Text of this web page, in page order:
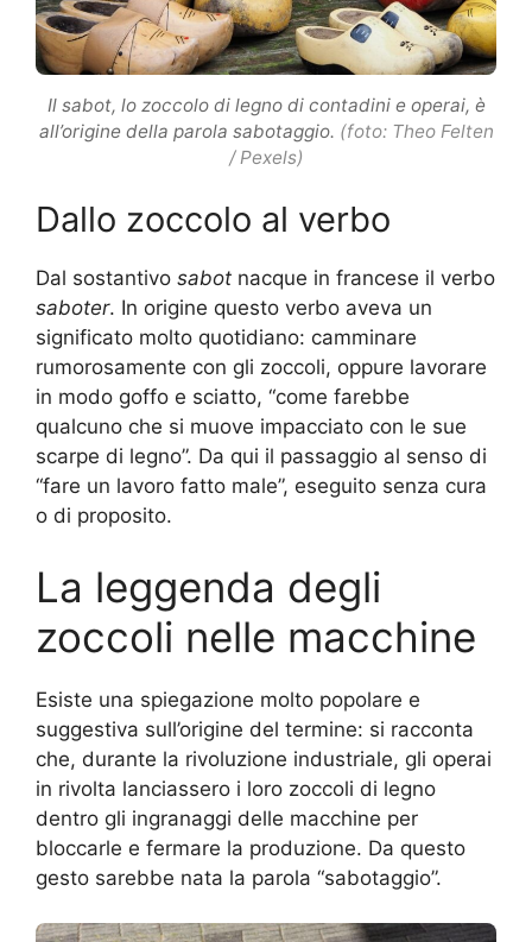
Il sabot, lo zoccolo di legno di contadini e operai, è
all’origine della parola sabotaggio. (foto: Theo Felten
/ Pexels)
Dallo zoccolo al verbo
Dal sostantivo sabot nacque in francese il verbo
saboter. In origine questo verbo aveva un
significato molto quotidiano: camminare
rumorosamente con gli zoccoli, oppure lavorare
in modo goffo e sciatto, “come farebbe
qualcuno che si muove impacciato con le sue
scarpe di legno”. Da qui il passaggio al senso di
“fare un lavoro fatto male”, eseguito senza cura
o di proposito.
La leggenda degli
zoccoli nelle macchine
Esiste una spiegazione molto popolare e
suggestiva sull’origine del termine: si racconta
che, durante la rivoluzione industriale, gli operai
in rivolta lanciassero i loro zoccoli di legno
dentro gli ingranaggi delle macchine per
bloccarle e fermare la produzione. Da questo
gesto sarebbe nata la parola “sabotaggio”.